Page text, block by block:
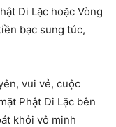
Di Lặc hoặc Vòng
bạc sung túc,
vui vẻ, cuộc
Phật Di Lặc bên
khỏi vô minh